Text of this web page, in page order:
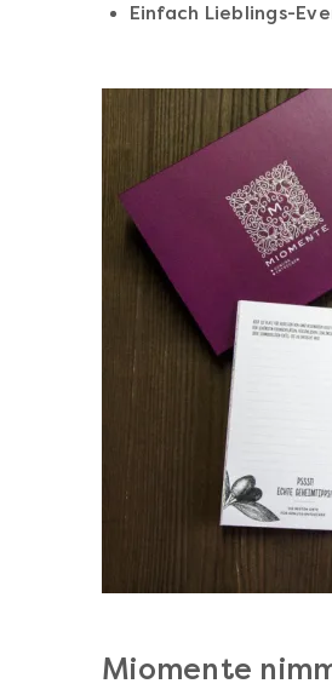
Einfach Lieblings-
Miomente